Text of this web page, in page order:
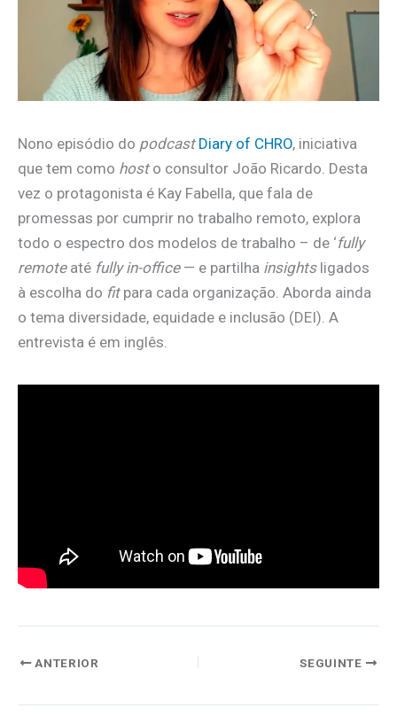
Nono episódio do podcast Diary of CHRO, iniciativa
que tem como hosto consultor João Ricardo. Desta
vez o protagonista é Kay Fabella, que fala de
promessas por cumprir no trabalho remoto, explora
todo o espectro dos modelos de trabalho – de ‘fully
remoteaté fully in-office— e partilha insightsligados
à escolha do fit para cada organização. Aborda ainda
o tema diversidade, equidade e inclusão (DEI). A
entrevista é em inglês.
ANTERIOR SEGUINTE